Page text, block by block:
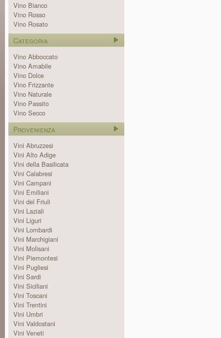
Vino Bianco
Vino Rosso
Vino Rosato
Categoria
Vino Abboccato
Vino Amabile
Vino Dolce
Vino Frizzante
Vino Naturale
Vino Passito
Vino Secco
Provenienza
Vini Abruzzesi
Vini Alto Adige
Vini della Basilicata
Vini Calabresi
Vini Campani
Vini Emiliani
Vini del Friuli
Vini Laziali
Vini Liguri
Vini Lombardi
Vini Marchigiani
Vini Molisani
Vini Piemontesi
Vini Pugliesi
Vini Sardi
Vini Siciliani
Vini Toscani
Vini Trentini
Vini Umbri
Vini Valdostani
Vini Veneti